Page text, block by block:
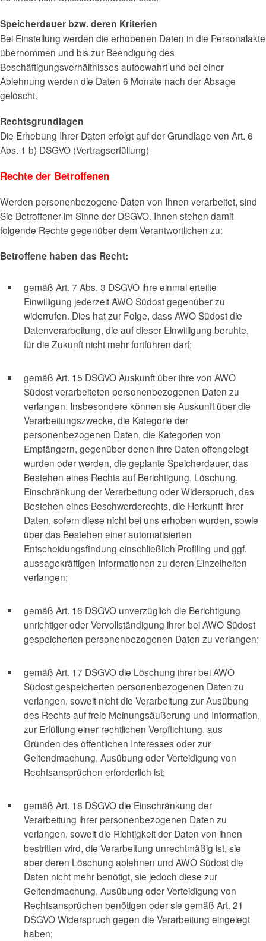
Speicherdauer bzw. deren Kriterien
Bei Einstellung werden die erhobenen Daten in die Personalakte
übernommen und bis zur Beendigung des
Beschäftigungsverhältnisses aufbewahrt und bei einer
Ablehnung werden die Daten 6 Monate nach der Absage
gelöscht.
Rechtsgrundlagen
Die Erhebung Ihrer Daten erfolgt auf der Grundlage von Art. 6
Abs. 1 b) DSGVO (Vertragserfüllung)
Rechte der Betroffenen
Werden personenbezogene Daten von Ihnen verarbeitet, sind
Sie Betroffener im Sinne der DSGVO. Ihnen stehen damit
folgende Rechte gegenüber dem Verantwortlichen zu:
Betroffene haben das Recht:
gemäß Art. 7 Abs. 3 DSGVO ihre einmal erteilte
Einwilligung jederzeit AWO Südost gegenüber zu
widerrufen. Dies hat zur Folge, dass AWO Südost die
Datenverarbeitung, die auf dieser Einwilligung beruhte,
für die Zukunft nicht mehr fortführen darf;
gemäß Art. 15 DSGVO Auskunft über ihre von AWO
Südost verarbeiteten personenbezogenen Daten zu
verlangen. Insbesondere können sie Auskunft über die
Verarbeitungszwecke, die Kategorie der
personenbezogenen Daten, die Kategorien von
Empfängern, gegenüber denen ihre Daten offengelegt
wurden oder werden, die geplante Speicherdauer, das
Bestehen eines Rechts auf Berichtigung, Löschung,
Einschränkung der Verarbeitung oder Widerspruch, das
Bestehen eines Beschwerderechts, die Herkunft ihrer
Daten, sofern diese nicht bei uns erhoben wurden, sowie
über das Bestehen einer automatisierten
Entscheidungsfindung einschließlich Profiling und ggf.
aussagekräftigen Informationen zu deren Einzelheiten
verlangen;
gemäß Art. 16 DSGVO unverzüglich die Berichtigung
unrichtiger oder Vervollständigung ihrer bei AWO Südost
gespeicherten personenbezogenen Daten zu verlangen;
gemäß Art. 17 DSGVO die Löschung ihrer bei AWO
Südost gespeicherten personenbezogenen Daten zu
verlangen, soweit nicht die Verarbeitung zur Ausübung
des Rechts auf freie Meinungsäußerung und Information,
zur Erfüllung einer rechtlichen Verpflichtung, aus
Gründen des öffentlichen Interesses oder zur
Geltendmachung, Ausübung oder Verteidigung von
Rechtsansprüchen erforderlich ist;
gemäß Art. 18 DSGVO die Einschränkung der
Verarbeitung ihrer personenbezogenen Daten zu
verlangen, soweit die Richtigkeit der Daten von ihnen
bestritten wird, die Verarbeitung unrechtmäßig ist, sie
aber deren Löschung ablehnen und AWO Südost die
Daten nicht mehr benötigt, sie jedoch diese zur
Geltendmachung, Ausübung oder Verteidigung von
Rechtsansprüchen benötigen oder sie gemäß Art. 21
DSGVO Widerspruch gegen die Verarbeitung eingelegt
haben;